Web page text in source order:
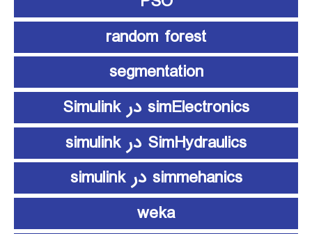
random forest
segmentation
simElectronics در Simulink
SimHydraulics در simulink
simmehanics در simulink
weka